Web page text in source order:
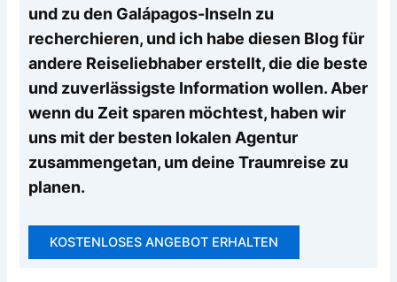
und zu den Galápagos-Inseln zu
recherchieren, und ich habe diesen Blog für
andere Reiseliebhaber erstellt, die die beste
und zuverlässigste Information wollen. Aber
wenn du Zeit sparen möchtest, haben wir
uns mit der besten lokalen Agentur
zusammengetan, um deine Traumreise zu
planen.
KOSTENLOSES ANGEBOT ERHALTEN